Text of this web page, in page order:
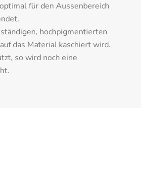
für den Aussenbereich
hochpigmentierten
das Material kaschiert wird.
so wird noch eine